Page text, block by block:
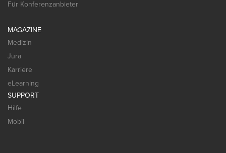
Für Konferenzanbieter
MAGAZINE
Medizin
Jura
Karriere
eLearning
SUPPORT
Hilfe
Mobil